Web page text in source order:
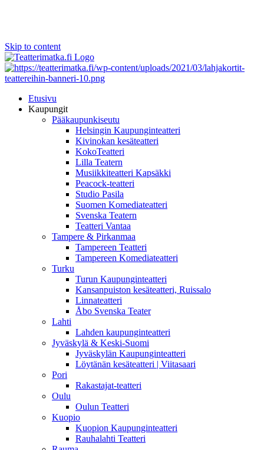
Skip to content
Etusivu
Kaupungit
Pääkaupunkiseutu
Helsingin Kaupunginteatteri
Kivinokan kesäteatteri
KokoTeatteri
Lilla Teatern
Musiikkiteatteri Kapsäkki
Peacock-teatteri
Studio Pasila
Suomen Komediateatteri
Svenska Teatern
Teatteri Vantaa
Tampere & Pirkanmaa
Tampereen Teatteri
Tampereen Komediateatteri
Turku
Turun Kaupunginteatteri
Kansanpuiston kesäteatteri, Ruissalo
Linnateatteri
Åbo Svenska Teater
Lahti
Lahden kaupunginteatteri
Jyväskylä & Keski-Suomi
Jyväskylän Kaupunginteatteri
Löytänän kesäteatteri | Viitasaari
Pori
Rakastajat-teatteri
Oulu
Oulun Teatteri
Kuopio
Kuopion Kaupunginteatteri
Rauhalahti Teatteri